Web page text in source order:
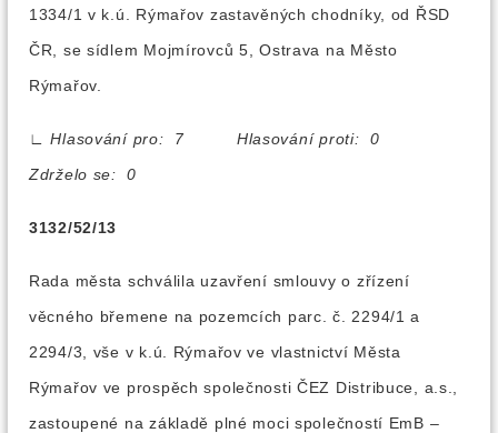
1334/1 v k.ú. Rýmařov zastavěných chodníky, od ŘSD
ČR, se sídlem Mojmírovců 5, Ostrava na Město
Rýmařov.
∟
Hlasování pro: 7 Hlasování proti: 0
Zdrželo se: 0
3132/52/13
Rada města schválila uzavření smlouvy o zřízení
věcného břemene na pozemcích parc. č. 2294/1 a
2294/3, vše v k.ú. Rýmařov ve vlastnictví Města
Rýmařov ve prospěch společnosti ČEZ Distribuce, a.s.,
zastoupené na základě plné moci společností EmB –